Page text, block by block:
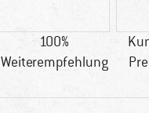
100%
Weiterempfehlung